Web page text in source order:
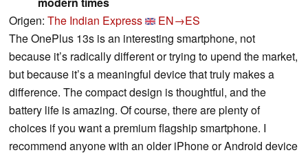
Origen: The Indian Express
EN→ES
The OnePlus 13s is an interesting smartphone, not
because it’s radically different or trying to upend the market,
but because it’s a meaningful device that truly makes a
difference. The compact design is thoughtful, and the
battery life is amazing. Of course, there are plenty of
choices if you want a premium flagship smartphone. I
recommend anyone with an older iPhone or Android device